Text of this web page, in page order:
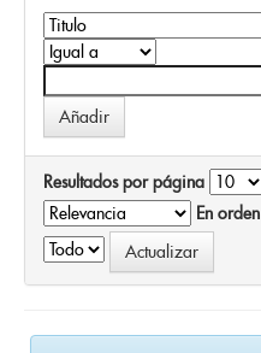
Resultados por página
En orden